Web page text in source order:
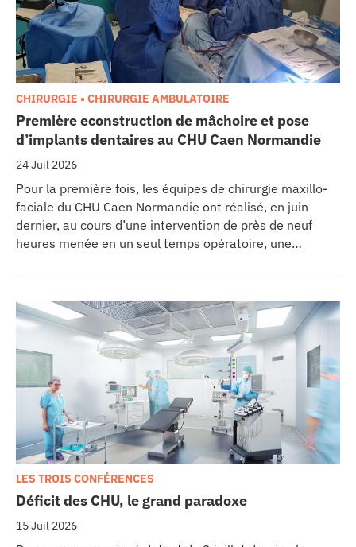
Première econstruction de mâchoire et pose
d’implants dentaires au CHU Caen Normandie
24 Juil 2026
CHIRURGIE • CHIRURGIE AMBULATOIRE
Pour la première fois, les équipes de chirurgie maxillo-
faciale du CHU Caen Normandie ont réalisé, en juin
dernier, au cours d’une intervention de près de neuf
heures menée en un seul temps opératoire, une
Déficit des CHU, le grand paradoxe
15 Juil 2026
LES TROIS CONFÉRENCES